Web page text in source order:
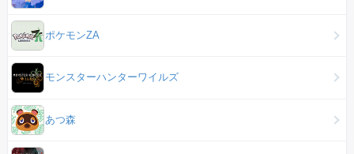
ポケモンZA
モンスターハンターワイルズ
あつ森